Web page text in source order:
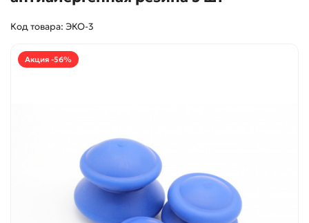
Код товара: ЭКО-3
Акция -56%